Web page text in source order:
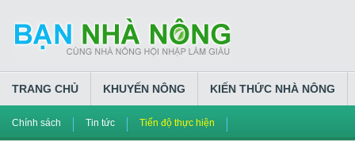
TRANG CHỦ KHUYẾN NÔNG KIẾN THỨC NHÀ NÔNG
Chính sách Tin tức Tiến độ thực hiện